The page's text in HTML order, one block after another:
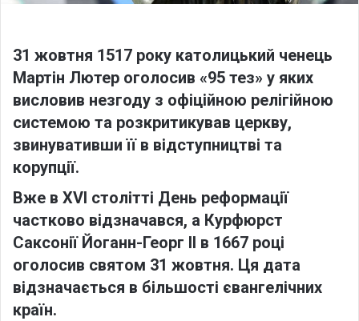
31 жовтня 1517 року католицький ченець
Мартін Лютер оголосив «95 тез» у яких
висловив незгоду з офіційною релігійною
системою та розкритикував церкву,
звинувативши її в відступництві та
корупції.
Вже в XVI столітті День реформації
частково відзначався, а Курфюрст
Саксонії Йоганн-Георг II в 1667 році
оголосив святом 31 жовтня. Ця дата
відзначається в більшості євангелічних
країн.